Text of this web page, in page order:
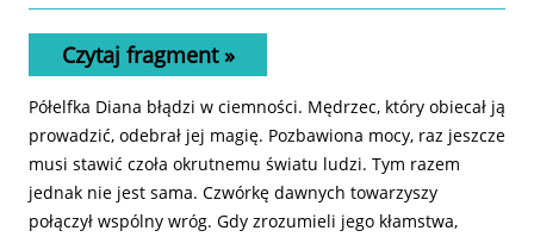
Czytaj fragment »
Półelfka Diana błądzi w ciemności. Mędrzec, który obiecał ją
prowadzić, odebrał jej magię. Pozbawiona mocy, raz jeszcze
musi stawić czoła okrutnemu światu ludzi. Tym razem
jednak nie jest sama. Czwórkę dawnych towarzyszy
połączył wspólny wróg. Gdy zrozumieli jego kłamstwa,